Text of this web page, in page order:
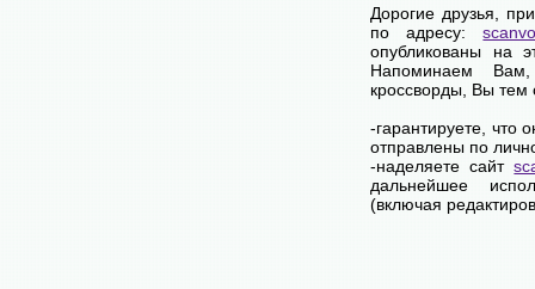
Дорогие друзья,
по адресу:
опубликованы на
Напоминаем
кроссворды, Вы
-гарантируете, что
отправлены по
-наделяете сайт
дальнейшее
(включая